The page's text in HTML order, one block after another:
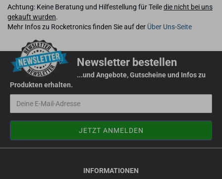
Achtung: Keine Beratung und Hilfestellung für Teiledie nicht bei uns
gekauft wurden.
Mehr Infos zu Rocketronics finden Sie auf der Über Uns-Seite
Newsletter bestellen
...und Angebote, Gutscheine und Infos zu
Produkten erhalten.
INFORMATIONEN